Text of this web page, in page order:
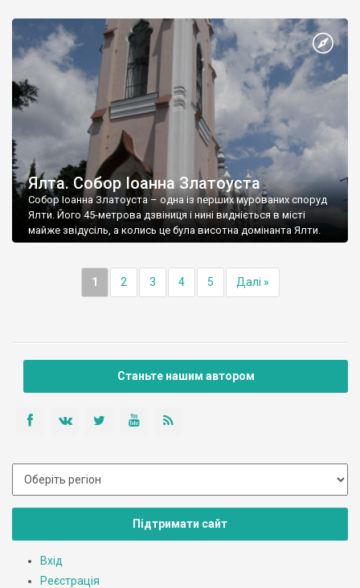
Ялта. Собор Іоанна Златоуста
Собор Іоанна Златоуста – одна із перших мурованих споруд
Ялти. Його 45-метрова дзвіниця і нині видніється в місті
майже звідусіль, а колись це була висотна домінанта Ялти.
1 2 3 4 5 Далі »
Станьте нашим автором
Підтримати сайт
Вхід
Реєстрація